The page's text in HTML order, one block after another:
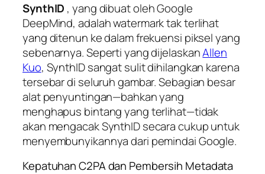
SynthID , yang dibuat oleh Google
DeepMind, adalah watermark tak terlihat
yang ditenun ke dalam frekuensi piksel yang
sebenarnya. Seperti yang dijelaskanAllen
Kuo, SynthID sangat sulit dihilangkan karena
tersebar di seluruh gambar. Sebagian besar
alat penyuntingan—bahkan yang
menghapus bintang yang terlihat—tidak
akan mengacak SynthID secara cukup untuk
menyembunyikannya dari pemindai Google.
Kepatuhan C2PA dan Pembersih Metadata